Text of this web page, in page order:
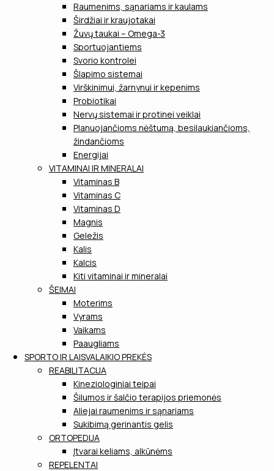
Raumenims, sąnariams ir kaulams
Širdžiai ir kraujotakai
Žuvų taukai – Omega-3
Sportuojantiems
Svorio kontrolei
Šlapimo sistemai
Virškinimui, žarnynui ir kepenims
Probiotikai
Nervų sistemai ir protinei veiklai
Planuojančioms nėštumą, besilaukiančioms,
žindančioms
Energijai
VITAMINAI IR MINERALAI
Vitaminas B
Vitaminas C
Vitaminas D
Magnis
Geležis
Kalis
Kalcis
Kiti vitaminai ir mineralai
ŠEIMAI
Moterims
Vyrams
Vaikams
Paaugliams
SPORTO IR LAISVALAIKIO PREKĖS
REABILITACIJA
Kineziologiniai teipai
Šilumos ir šalčio terapijos priemonės
Aliejai raumenims ir sąnariams
Sukibimą gerinantis gelis
ORTOPEDIJA
Įtvarai keliams, alkūnėms
REPELENTAI